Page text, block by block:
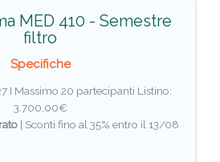
MED 410 - Semestre
filtro
Specifiche
I Massimo 20 partecipanti Listino:
3.700,00€
| Sconti fino al 35% entro il 13/08